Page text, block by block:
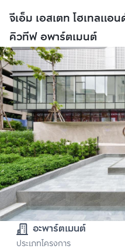
จีเอ็ม เอสเตท โฮเทลแอน
คิวทีฟ อพาร์ตเมนต์
อะพาร์ตเมนต์
ประเภทโครงการ